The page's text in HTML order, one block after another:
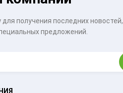
получения последних новостей,
предложений.